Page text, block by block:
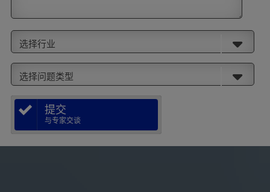
选择行业
选择问题类型
提交
与专家交谈